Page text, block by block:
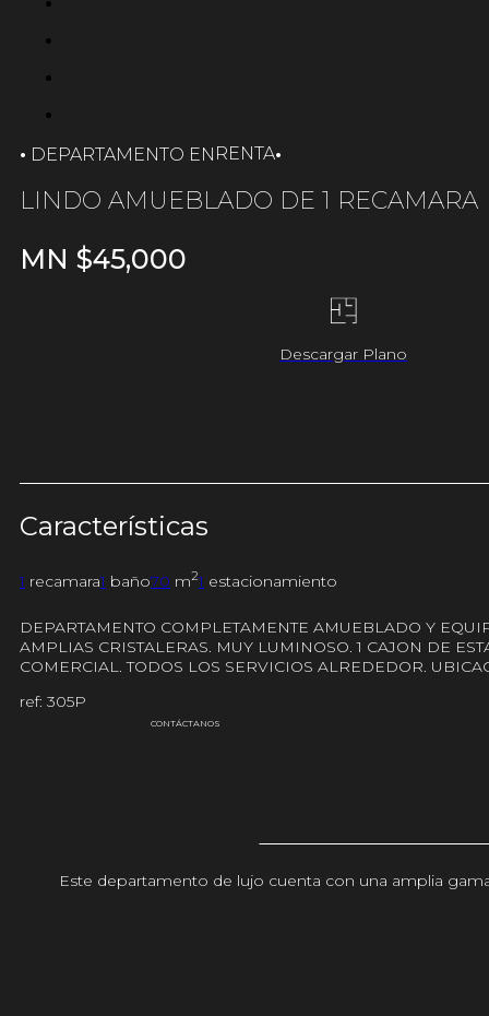
· DEPARTAMENTO EN RENTA·
LINDO AMUEBLADO DE 1 RECAMARA
MN $45,000
Descargar Plano
Características
1 recamara1 baño70 m21 estacionamiento
DEPARTAMENTO COMPLETAMENTE AMUEBLADO Y
AMPLIAS CRISTALERAS. MUY LUMINOSO. 1 CAJON DE
COMERCIAL. TODOS LOS SERVICIOS ALREDEDOR.
ref: 305P
CONTÁCTANOS
Este departamento de lujo cuenta con una amplia